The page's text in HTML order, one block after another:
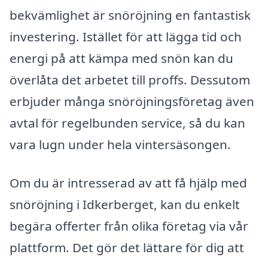
bekvämlighet är snöröjning en fantastisk
investering. Istället för att lägga tid och
energi på att kämpa med snön kan du
överlåta det arbetet till proffs. Dessutom
erbjuder många snöröjningsföretag även
avtal för regelbunden service, så du kan
vara lugn under hela vintersäsongen.
Om du är intresserad av att få hjälp med
snöröjning i Idkerberget, kan du enkelt
begära offerter från olika företag via vår
plattform. Det gör det lättare för dig att